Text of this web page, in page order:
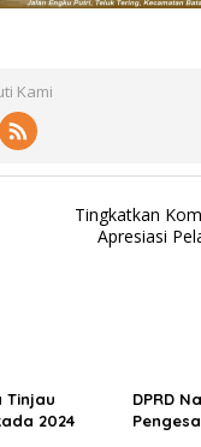
Kami
Tingkatkan
Apresiasi
Tinjau
2024
DPRD